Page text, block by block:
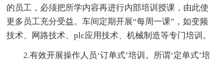
的员工，必须把所学内容再进行内部培训授课，由此使
更多员工充分受益。车间定期开展“每周一课”，如变频
技术、网路技术、plc应用技术、机械制造等专门培训。
2.有效开展操作人员‘订单式’培训。所谓‘定单式’培